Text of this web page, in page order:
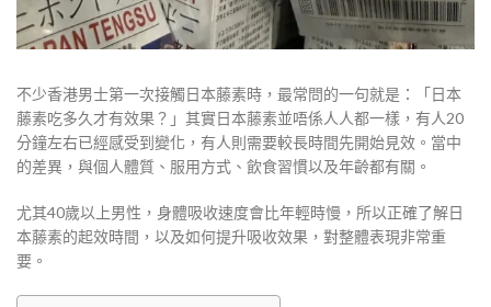
不少香港男士第一次接觸日本藤素時，最常問的一句就是：「日本
藤素吃多久才有效果？」其實日本藤素並唔係人人都一樣，有人20
分鐘左右已經感受到變化，有人則需要較長時間先開始見效。當中
的差異，與個人體質、服用方式、飲食習慣以及年齡都有關。
尤其40歲以上男性，身體吸收速度會比年輕時慢，所以正確了解日
本藤素的起效時間，以及如何提升吸收效果，對整體表現非常重
要。